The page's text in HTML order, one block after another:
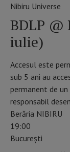
Nibiru Universe
BDLP @
iulie)
Accesul este
sub 5 ani au
permanent de
responsabil
Berăria NIBIRU
19:00
Bucureşti